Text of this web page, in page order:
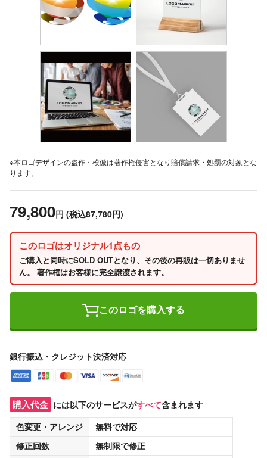
※本ロゴデザインの盗作・模倣は著作権侵害となり賠償請求・処罰の対象とな
ります。
79,800円 (税込87,780円)
このロゴはオリジナル1点もの
ご購入と同時にSOLD OUTとなり、その後の再販は一切ありませ
ん。 著作権はお客様に完全譲渡されます。
このロゴを購入する
銀行振込・クレジット決済対応
購入代金 には以下のサービスがすべて含まれます
色変更・アレンジ
無料で対応
修正回数
無制限で修正